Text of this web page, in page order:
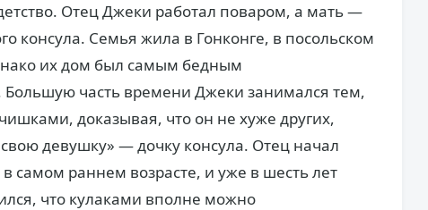
Отец Джеки работал поваром, а мать —
консула. Семья жила в Гонконге, в посольском
их дом был самым бедным
Большую часть времени Джеки занимался тем,
доказывая, что он не хуже других,
девушку» — дочку консула. Отец начал
самом раннем возрасте, и уже в шесть лет
что кулаками вполне можно